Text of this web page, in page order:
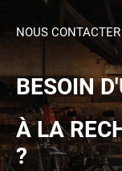
NOUS CONTACTER
BESOIN
À LA
?